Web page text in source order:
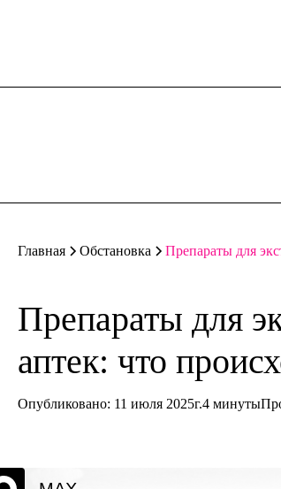
Главная Обстановка Препараты для
Препараты для
аптек: что
Опубликовано: 11 июля 2025г.4 минуты